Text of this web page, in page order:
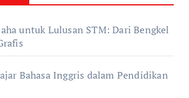
untuk Lulusan STM: Dari Bengkel
Bahasa Inggris dalam Pendidikan